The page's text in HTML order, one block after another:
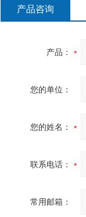
产品咨询
产品：
您的单位：
您的姓名：
联系电话：
常用邮箱：